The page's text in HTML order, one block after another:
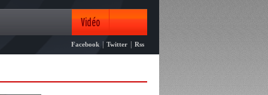
Vidéo
Photo
Facebook Twitter Rss